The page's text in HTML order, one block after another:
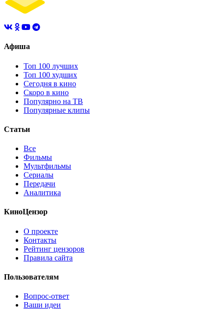
Афиша
Топ 100 лучших
Топ 100 худших
Сегодня в кино
Скоро в кино
Популярно на ТВ
Популярные клипы
Статьи
Все
Фильмы
Мультфильмы
Сериалы
Передачи
Аналитика
КиноЦензор
О проекте
Контакты
Рейтинг цензоров
Правила сайта
Пользователям
Вопрос-ответ
Ваши идеи